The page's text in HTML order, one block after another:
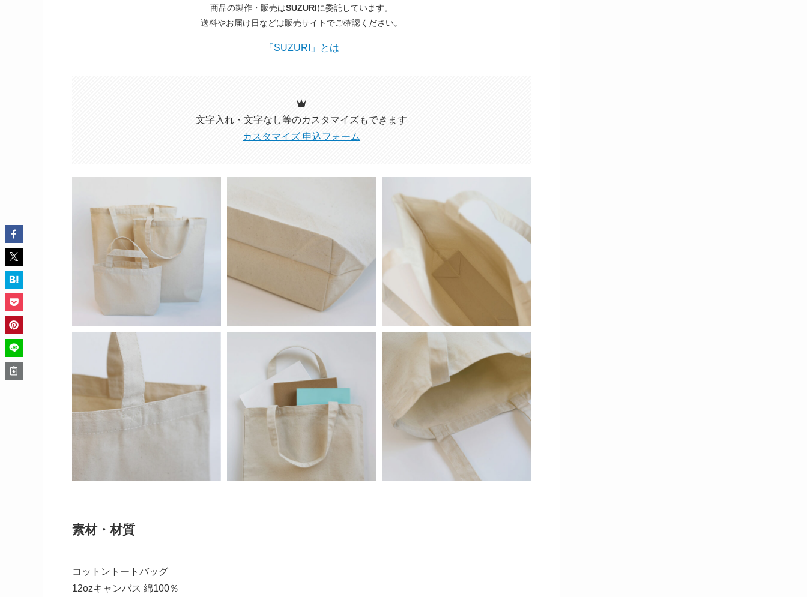
商品の製作・販売はSUZURIに委託しています。
送料やお届け日などは販売サイトでご確認ください。
「SUZURI」とは
文字入れ・文字なし等のカスタマイズもできます
カスタマイズ 申込フォーム
素材・材質
コットントートバッグ
12ozキャンバス 綿100％